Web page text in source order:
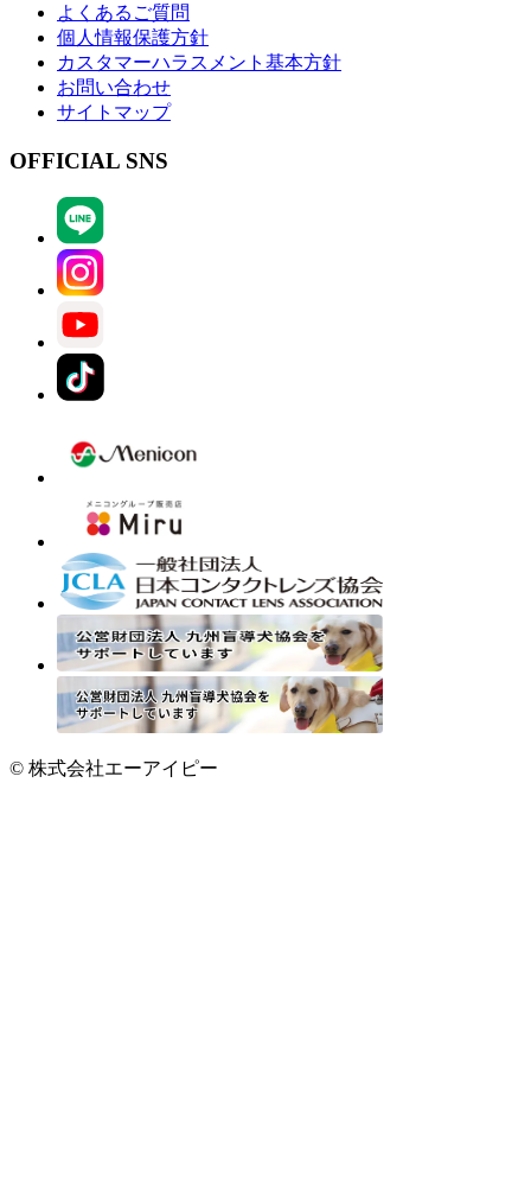
よくあるご質問
個人情報保護方針
カスタマーハラスメント基本方針
お問い合わせ
サイトマップ
OFFICIAL SNS
© 株式会社エーアイピー